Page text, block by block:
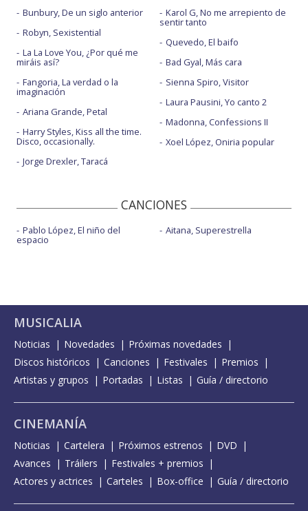
Bunbury, De un siglo anterior
Robyn, Sexistential
La La Love You, ¿Por qué me
miráis así?
Fangoria, La verdad o la
imaginación
Ariana Grande, Petal
Harry Styles, Kiss all the time.
Disco, occasionally.
Jorge Drexler, Taracá
Karol G, No me arrepiento de
sentir tanto
Quevedo, El baifo
Bad Gyal, Más cara
Sienna Spiro, Visitor
Laura Pausini, Yo canto 2
Madonna, Confessions II
Xoel López, Oniria popular
CANCIONES
Pablo López, El niño del
espacio
Aitana, Superestrella
MUSICALIA
Noticias Novedades
Próximas novedades
Discos históricos
Canciones Festivales
Premios
Artistas y grupos
Portadas Listas Guía / directorio
CINEMANÍA
Noticias Cartelera Próximos estrenos
DVD
Avances
Tráilers
Festivales + premios
Actores y actrices
Carteles Box-office Guía / directorio